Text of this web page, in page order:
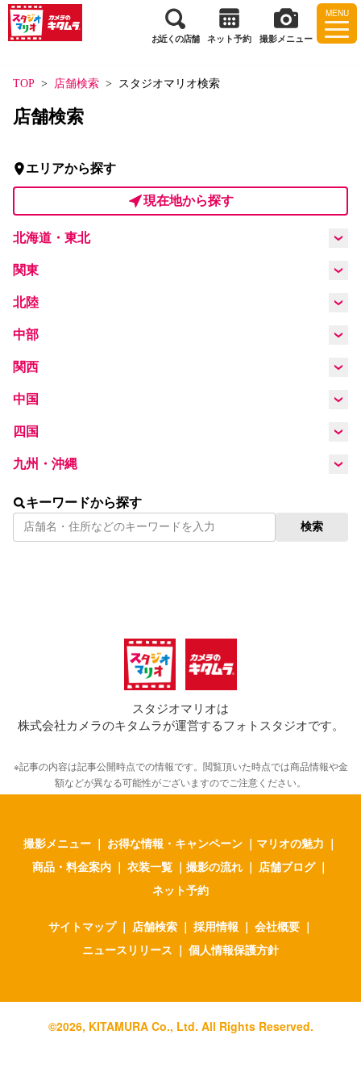
MENU
お近くの店舗 ネット予約 撮影メニュー
TOP 店舗検索 スタジオマリオ検索
店舗検索
エリアから探す
現在地から探す
北海道・東北
北海道
秋田県
関東
茨城県
千葉県
北陸
新潟県
中部
山梨県
静岡県
関西
滋賀県
兵庫県
中国
島根県
山口県
四国
徳島県
九州・沖縄
福岡県 佐賀県
大分県 宮崎県 鹿児島県 沖縄県
キーワードから探す
検索
スタジオマリオは
株式会社カメラのキタムラが運営するフォトスタジオです。
※記事の内容は記事公開時点での情報です。閲覧頂いた時点では商品情報や金
額などが異なる可能性がございますのでご注意ください。
撮影メニュー ｜ お得な情報・キャンペーン ｜ マリオの魅力 ｜
商品・料金案内 ｜ 衣装一覧 ｜ 撮影の流れ ｜ 店舗ブログ ｜
ネット予約
サイトマップ ｜ 店舗検索 ｜ 採用情報 ｜ 会社概要 ｜
ニュースリリース ｜ 個人情報保護方針
©2026, KITAMURA Co., Ltd. All Rights Reserved.